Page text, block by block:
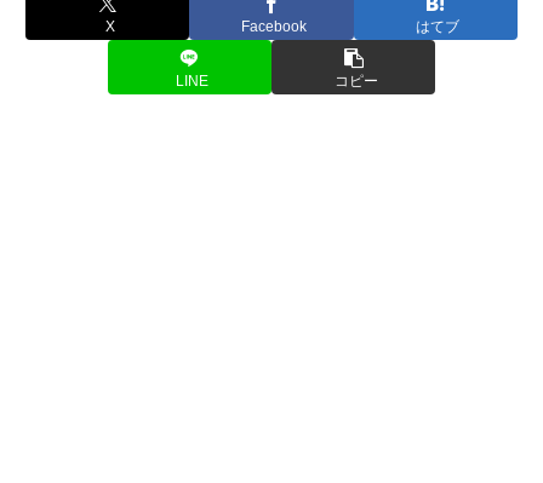
X Facebook はてブ
LINE コピー